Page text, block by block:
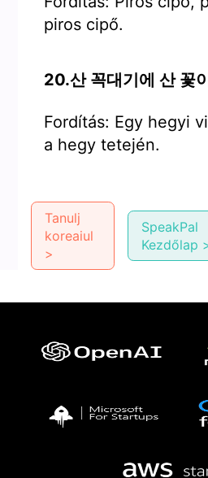
piros cipő.
20.산 꼭대기에 산 꽃
Fordítás: Egy hegyi
a hegy tetején.
Tanulj
koreaiul
>
SpeakPal
Kezdőlap